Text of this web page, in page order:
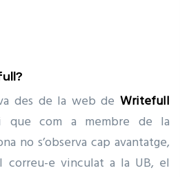
des de la web de Writefull
que com a membre de la
no s’observa cap avantatge,
correu-e vinculat a la UB, el